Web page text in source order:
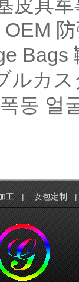
皮具
OEM
Bags
ルカ
동 얼
工 | 女包定制 |